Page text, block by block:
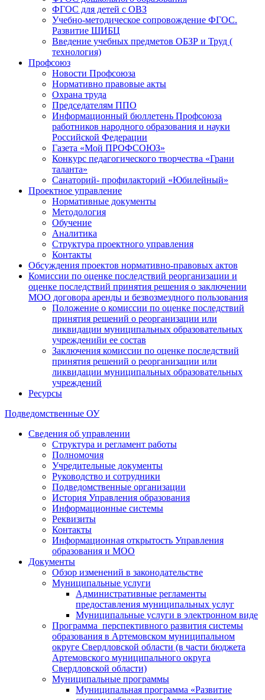
ФГОС для детей с ОВЗ
Учебно-методическое сопровождение ФГОС.
Развитие ШИБЦ
Введение учебных предметов ОБЗР и Труд (
технология)
Профсоюз
Новости Профсоюза
Нормативно правовые акты
Охрана труда
Председателям ППО
Информационный бюллетень Профсоюза
работников народного образования и науки
Российской Федерации
Газета «Мой ПРОФСОЮЗ»
Конкурс педагогического творчества «Грани
таланта»
Санаторий- профилакторий «Юбилейный»
Проектное управление
Нормативные документы
Методология
Обучение
Аналитика
Структура проектного управления
Контакты
Обсуждения проектов нормативно-правовых актов
Комиссии по оценке последствий реорганизации и
оценке последствий принятия решения о заключении
МОО договора аренды и безвозмездного пользования
Положение о комиссии по оценке последствий
принятия решений о реорганизации или
ликвидации муниципальных образовательных
учрежденийи ее состав
Заключения комиссии по оценке последствий
принятия решений о реорганизации или
ликвидации муниципальных образовательных
учреждений
Ресурсы
Подведомственные ОУ
Сведения об управлении
Структура и регламент работы
Полномочия
Учредительные документы
Руководство и сотрудники
Подведомственные организации
История Управления образования
Информационные системы
Реквизиты
Контакты
Информационная открытость Управления
образования и МОО
Документы
Обзор изменений в законодательстве
Муниципальные услуги
Административные регламенты
предоставления муниципальных услуг
Муниципальные услуги в электронном виде
Программа перспективного развития системы
образования в Артемовском муниципальном
округе Свердловской области (в части бюджета
Артемовского муниципального округа
Свердловской области)
Муниципальные программы
Муниципальная программа «Развитие